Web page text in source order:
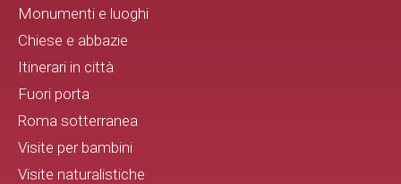
Monumenti e luoghi
Chiese e abbazie
Itinerari in città
Fuori porta
Roma sotterranea
Visite per bambini
Visite naturalistiche